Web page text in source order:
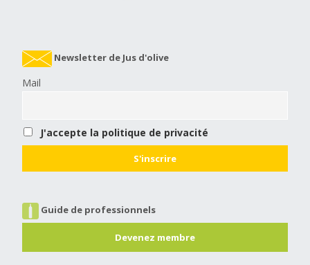
Newsletter de Jus d'olive
Mail
J'accepte la politique de privacité
Guide de professionnels
Devenez membre